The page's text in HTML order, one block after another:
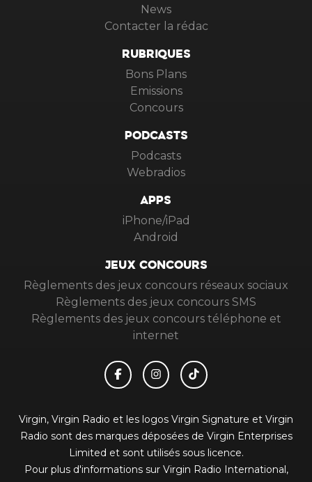
News
Contacter la rédac
RUBRIQUES
Bons Plans
Emissions
Concours
PODCASTS
Podcasts
Webradios
APPS
iPhone/iPad
Android
JEUX CONCOURS
Règlements des jeux concours réseaux sociaux
Règlements des jeux concours SMS
Règlements des jeux concours téléphone et
internet
Virgin, Virgin Radio et les logos Virgin Signature et Virgin
Radio sont des marques déposées de Virgin Enterprises
Limited et sont utilisés sous licence.
Pour plus d'informations sur Virgin Radio International,